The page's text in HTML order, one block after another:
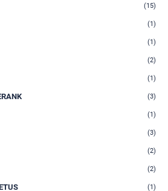
(15)
(1)
(1)
(2)
(1)
(3)
(1)
(3)
(2)
(2)
(1)